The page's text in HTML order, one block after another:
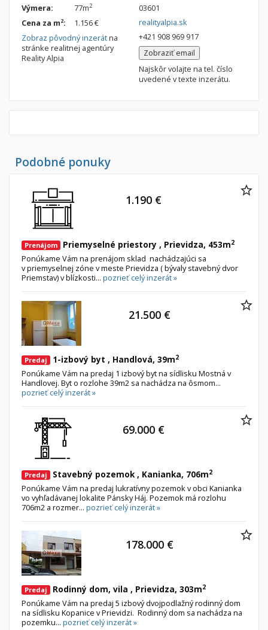
Výmera:
77m2
Cena za m2:
1.156 €
Zobraz pôvodný inzerátna
stránke realitnej agentúry
Reality Alpia
03601
realityalpia.sk
+421 908 969 917
Zobraziť email
Najskôr volajte na tel. číslo
uvedené v texte inzerátu.
Podobné ponuky
Prenájom Priemyselné priestory , Prievidza, 453m2
Ponúkame Vám na prenájom sklad nachádzajúci sa
v priemyselnej zóne v meste Prievidza ( bývaly stavebný dvor
Priemstav) v blízkosti... pozrieť celý inzerát »
1.190 €
Predaj 1-izbový byt , Handlová, 39m2
Ponúkame Vám na predaj 1 izbový byt na sídlisku Mostná v
Handlovej. Byt o rozlohe 39m2 sa nachádza na ôsmom...
pozrieť celý inzerát »
21.500 €
Predaj Stavebný pozemok , Kanianka, 706m2
Ponúkame Vám na predaj lukratívny pozemok v obci Kanianka
vo vyhľadávanej lokalite Pánsky Háj. Pozemok má rozlohu
706m2 a rozmer... pozrieť celý inzerát »
69.000 €
Predaj Rodinný dom, vila , Prievidza, 303m2
Ponúkame Vám na predaj 5 izbový dvojpodlažný rodinný dom
na sídlisku Kopanice v Prievidzi. Rodinný dom sa nachádza na
pozemku... pozrieť celý inzerát »
178.000 €